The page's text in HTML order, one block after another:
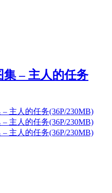
集 – 主人的任务